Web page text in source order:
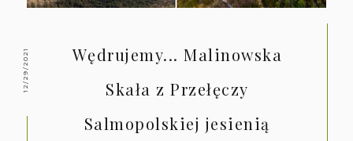
12/29/2021
Wędrujemy... Malinowska
Skała z Przełęczy
Salmopolskiej jesienią